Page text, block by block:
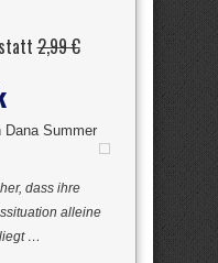
statt2,99 €
Dana Summer
dass ihre
alleine
…